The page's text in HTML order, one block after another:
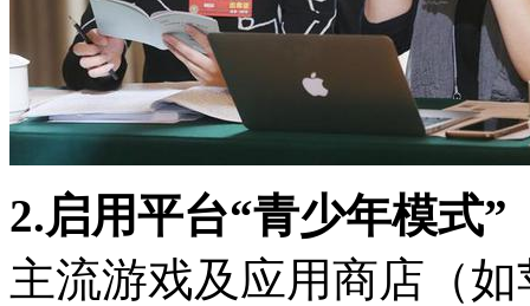
2.启用平台“青少年模式”
主流游戏及应用商店（